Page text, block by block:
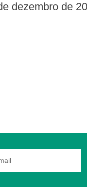
dezembro de